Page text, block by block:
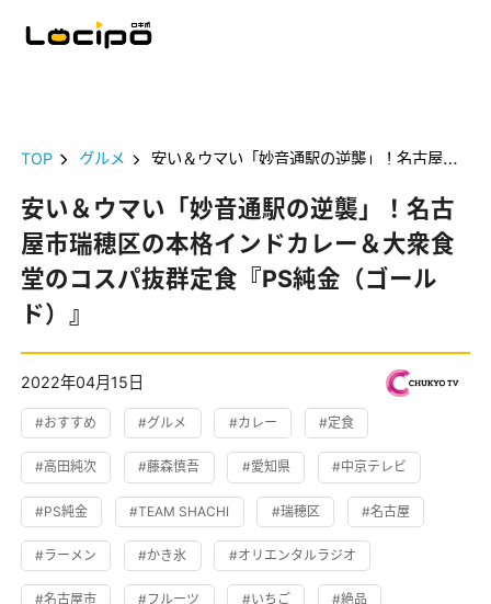
TOP グルメ 安い＆ウマい「妙音通駅の逆襲」！名古屋市瑞穂区の本格インドカレー＆大衆食堂のコスパ抜群定食『PS純金（ゴールド）』
安い＆ウマい「妙音通駅の逆襲」！名古
屋市瑞穂区の本格インドカレー＆大衆食
堂のコスパ抜群定食『PS純金（ゴール
ド）』
2022年04月15日
#おすすめ #グルメ #カレー #定食
#高田純次 #藤森慎吾 #愛知県 #中京テレビ
#PS純金 #TEAM SHACHI #瑞穂区 #名古屋
#ラーメン #かき氷 #オリエンタルラジオ
#名古屋市 #フルーツ #いちご #絶品